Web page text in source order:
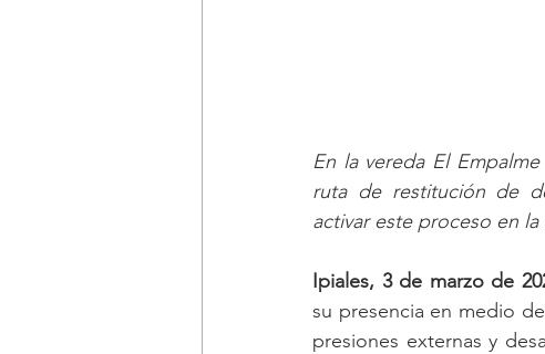
En la vereda El
ruta de restitución de
activar este proceso en
Ipiales, 3 de marzo de
su presencia en medio
presiones externas y